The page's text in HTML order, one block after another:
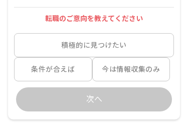
転職のご意向を教えてください
積極的に見つけたい
条件が合えば 今は情報収集のみ
次へ